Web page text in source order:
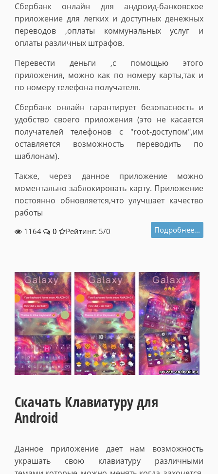
Сбербанк онлайн для андроид-банковское
приложение для легких и доступных денежных
переводов ,оплаты коммунальных услуг и
оплаты различных штрафов.
Перевести деньги ,с помощью этого
приложения, можно как по номеру карты,так и
по номеру телефона получателя.
Сбербанк онлайн гарантирует безопасность и
удобство своего приложения (это не касается
получателей телефонов с "root-доступом",им
оставляется возможность переводить по
шаблонам).
Также, через данное приложение можно
моментально заблокировать карту. Приложение
постоянно обновляется,что улучшает качество
работы
1164 0 Рейтинг: 5/0 Подробнее...
Скачать Клавиатуру для
Android
Данное приложение дает нам возможность
украшать свою клавиатуру различными